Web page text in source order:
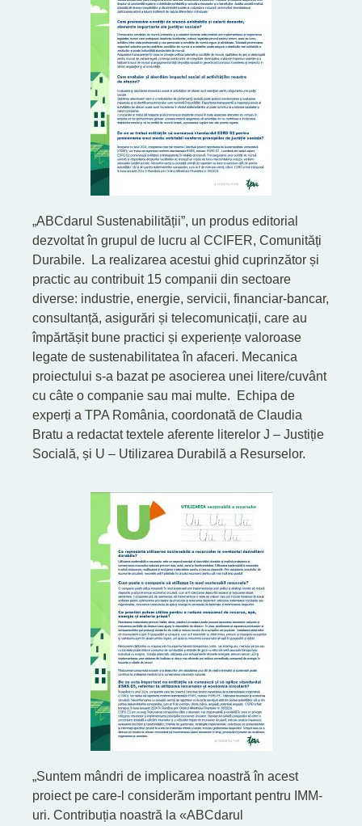
„ABCdarul Sustenabilității”, un produs editorial
dezvoltat în grupul de lucru al CCIFER, Comunități
Durabile. La realizarea acestui ghid cuprinzător și
practic au contribuit 15 companii din sectoare
diverse: industrie, energie, servicii, financiar-bancar,
consultanță, asigurări și telecomunicații, care au
împărtășit bune practici și experiențe valoroase
legate de sustenabilitatea în afaceri. Mecanica
proiectului s-a bazat pe asocierea unei litere/cuvânt
cu câte o companie sau mai multe. Echipa de
experți a TPA România, coordonată de Claudia
Bratu a redactat textele aferente literelor J – Justiție
Socială, și U – Utilizarea Durabilă a Resurselor.
„Suntem mândri de implicarea noastră în acest
proiect pe care-l considerăm important pentru IMM-
uri. Contribuția noastră la «ABCdarul